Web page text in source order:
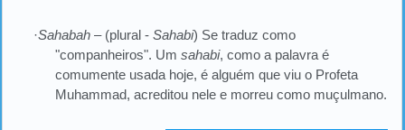
·Sahabah – (plural - Sahabi) Se traduz como
"companheiros". Um sahabi, como a palavra é
comumente usada hoje, é alguém que viu o Profeta
Muhammad, acreditou nele e morreu como muçulmano.